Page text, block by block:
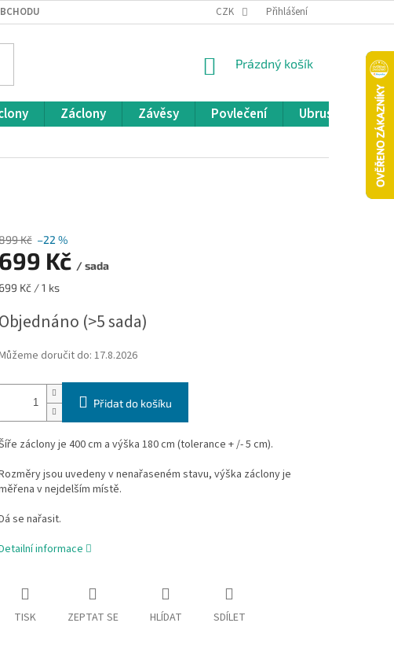
OBCHODNÍ PODMÍNKY
CZK Přihlášení
NÁKUPNÍ
Prázdný košík
Záclony Závěsy Povlečení Ubrusy
Kč –22 %
699 Kč / sada
Měrná
699 Kč / 1 ks
Objednáno (>5 sada)
doručit do:17.8.2026
Přidat do košíku
záclony je 400 cm a výška 180 cm (tolerance + /- 5 cm).
jsou uvedeny v nenařaseném stavu, výška záclony je
v nejdelším místě.
se nařasit.
informace
TISK ZEPTAT SE HLÍDAT SDÍLET